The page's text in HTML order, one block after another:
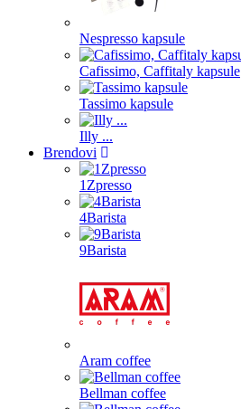
Nespresso kapsule
Cafissimo, Caffitaly kapsule
Tassimo kapsule
Illy ...
Brendovi
1Zpresso
4Barista
9Barista
Aram coffee
Bellman coffee